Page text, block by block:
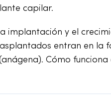
capilar.
implantación y el
entran en la
Cómo